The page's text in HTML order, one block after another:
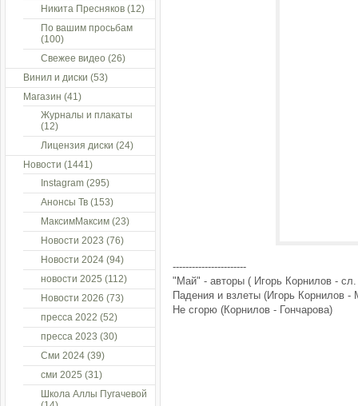
-----------------------
"Май" - авторы ( Игорь Корнилов - сл.
Падения и взлеты (Игорь Корнилов -
Не сгорю (Корнилов - Гончарова)
Никита Пресняков (12)
По вашим просьбам
(100)
Свежее видео (26)
Винил и диски (53)
Магазин (41)
Журналы и плакаты
(12)
Лицензия диски (24)
Новости (1441)
Instagram (295)
Анонсы Тв (153)
МаксимМаксим (23)
Новости 2023 (76)
Новости 2024 (94)
новости 2025 (112)
Новости 2026 (73)
пресса 2022 (52)
пресса 2023 (30)
Сми 2024 (39)
сми 2025 (31)
Школа Аллы Пугачевой